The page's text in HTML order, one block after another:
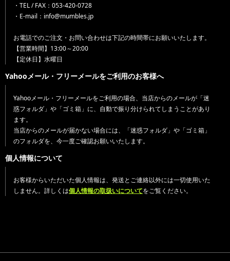
・TEL / FAX：053-420-0728
・E-mail：info@mumbles.jp
お電話でのご注文・お問い合わせは下記の時間帯にお願いいたします。
【営業時間】13:00～20:00
【定休日】水曜日
Yahooメール・フリーメールをご利用のお客様へ
Yahooメール・フリーメールをご利用の場合、当店からのメールが「迷
惑フォルダ」や「ゴミ箱」に、自動で振り分けられてしまうことがあり
ます。
当店からのメールが届かない場合には、「迷惑フォルダ」や「ゴミ箱」
のフォルダを、今一度ご確認お願いいたします。
個人情報について
お客様からいただいた個人情報は、発送とご連絡以外には一切使用いた
しません。詳しくは個人情報の取扱いについてをご覧ください。